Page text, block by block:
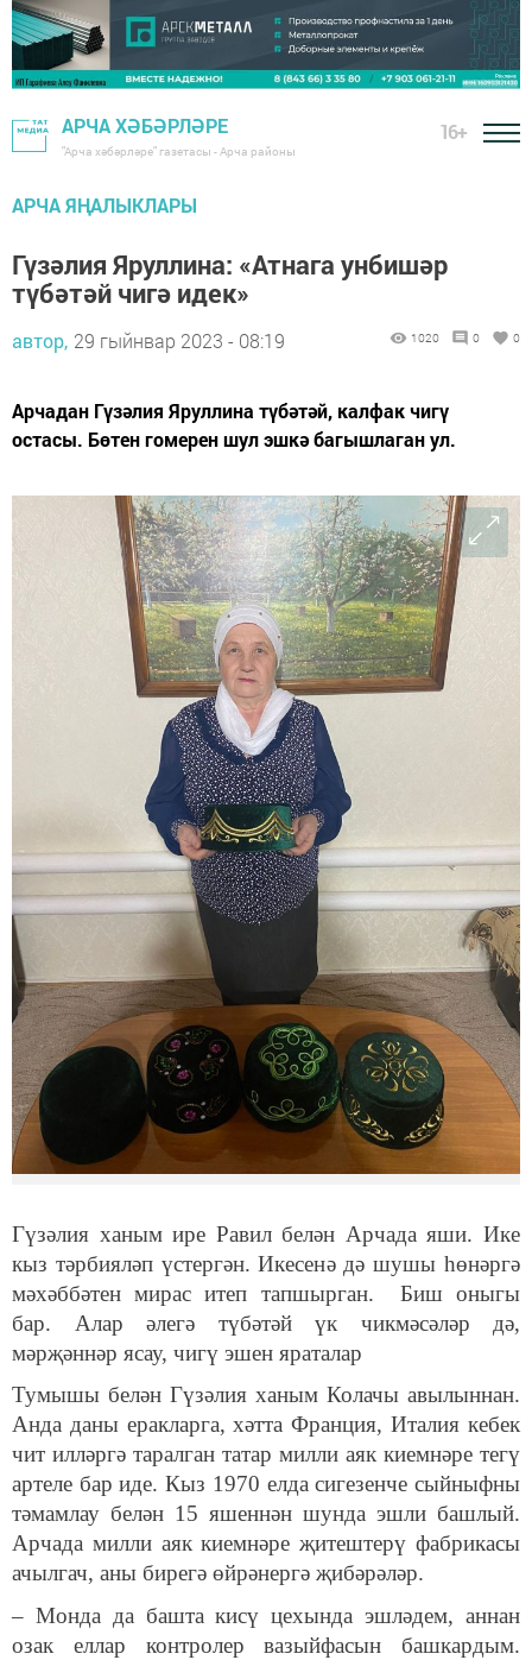
АРЧА ХӘБӘРЛӘРЕ
"Арча хәбәрләре" газетасы - Арча районы
16+
АРЧА ЯҢАЛЫКЛАРЫ
Гүзәлия Яруллина: «Атнага унбишәр
түбәтәй чигә идек»
автор, 29 гыйнвар 2023 - 08:19 1020 0 0
Арчадан Гүзәлия Яруллина түбәтәй, калфак чигү
остасы. Бөтен гомерен шул эшкә багышлаган ул.
Гүзәлия ханым ире Равил белән Арчада яши. Ике
кыз тәрбияләп үстергән. Икесенә дә шушы һөнәргә
мәхәббәтен мирас итеп тапшырган. Биш оныгы
бар. Алар әлегә түбәтәй үк чикмәсәләр дә,
мәрҗәннәр ясау, чигү эшен яраталар
Тумышы белән Гүзәлия ханым Колачы авылыннан.
Анда даны еракларга, хәтта Франция, Италия кебек
чит илләргә таралган татар милли аяк киемнәре тегү
артеле бар иде. Кыз 1970 елда сигезенче сыйныфны
тәмамлау белән 15 яшеннән шунда эшли башлый.
Арчада милли аяк киемнәре җитештерү фабрикасы
ачылгач, аны бирегә өйрәнергә җибәрәләр.
– Монда да башта кисү цехында эшләдем, аннан
озак еллар контролер вазыйфасын башкардым.